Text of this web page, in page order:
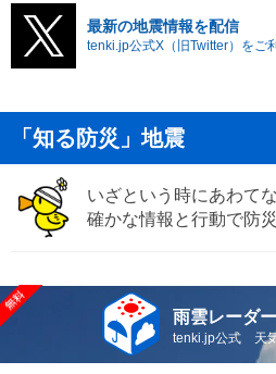
最新の地震情報を配信
tenki.jp公式X（旧Twitter）をご
「知る防災」地震
いざという時にあわて
確かな情報と行動で防
雨雲レーダ
tenki.jp公式 天